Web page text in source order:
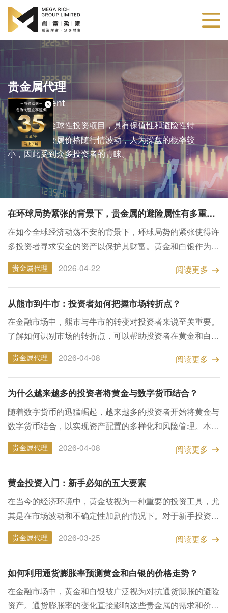
贵金属代理
Metals Agent
贵金属作为全球性投资项目，具有保值性和避险性特
点。由于贵金属价格随行情波动，人为操盘的概率较
小，因此受到众多投资者的青睐。
​在环球局势紧张的背景下，贵金属的避险属性有多重要？
在如今全球经济动荡不安的背景下，环球局势的紧张使得许
多投资者寻求安全的资产以保护其财富。黄金和白银作为传
统的避险资产，其价值在此时显得尤为重要。本文将探讨贵
金属的避险属性以及在当前环球环境下的投资策略。 ...
贵金属代理 2026-04-22 阅读更多
从熊市到牛市：投资者如何把握市场转折点？
在金融市场中，熊市与牛市的转变对投资者来说至关重要。
了解如何识别市场的转折点，可以帮助投资者在黄金和白银
市场中做出更明智的决策。 熊市与牛市的定义 熊市通常是
指市场持续下跌的时期，投资者情绪悲观，市场信心不足...
贵金属代理 2026-04-08 阅读更多
为什么越来越多的投资者将黄金与数字货币结合？
随着数字货币的迅猛崛起，越来越多的投资者开始将黄金与
数字货币结合，以实现资产配置的多样化和风险管理。本文
将探讨这一趋势背后的原因，以及如何有效地利用黄金和数
字货币的优势。 黄金的传统价值 黄金作为一种历史悠...
贵金属代理 2026-04-08 阅读更多
​黄金投资入门：新手必知的五大要素
在当今的经济环境中，黄金被视为一种重要的投资工具，尤
其是在市场波动和不确定性加剧的情况下。对于新手投资者
来说，了解黄金投资的基本要素至关重要。本文将介绍新手
在黄金投资中需要关注的五大要素，帮助您建立稳固的投
资...
贵金属代理 2026-03-25 阅读更多
​如何利用通货膨胀率预测黄金和白银的价格走势？
在金融市场中，黄金和白银被广泛视为对抗通货膨胀的避险
资产。通货膨胀率的变化直接影响这些贵金属的需求和价